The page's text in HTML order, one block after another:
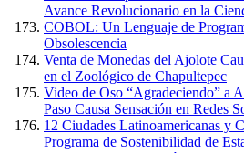
Avance Revolucionario en la
COBOL: Un Lenguaje de
Obsolescencia
Venta de Monedas del Ajolote
en el Zoológico de Chapultepec
Video de Oso “Agradeciendo” a
Paso Causa Sensación en Redes
12 Ciudades Latinoamericanas y
Programa de Sostenibilidad de